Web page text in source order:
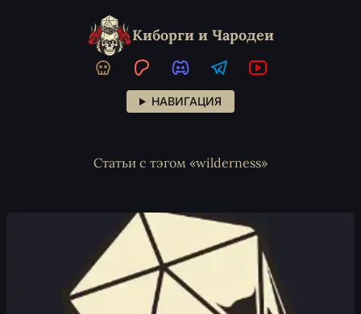
Киборги и Чародеи
НАВИГАЦИЯ
Статьи с тэгом «wilderness»